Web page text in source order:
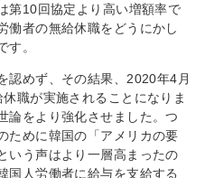
第10回協定より高い増額率で
働者の無給休職をどうにかし
す。
認めず、その結果、2020年4月
職が実施されることになりま
論をより強化させました。つ
ために韓国の「アメリカの要
いう声はより一層高まったの
国人労働者に給与を支給する